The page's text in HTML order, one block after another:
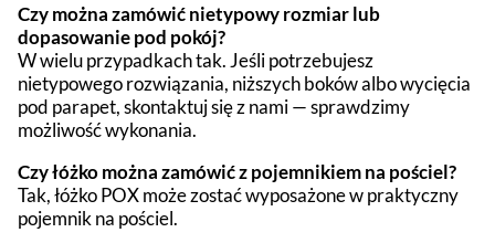
Czy można zamówić nietypowy rozmiar lub
dopasowanie pod pokój?
W wielu przypadkach tak. Jeśli potrzebujesz
nietypowego rozwiązania, niższych boków albo wycięcia
pod parapet, skontaktuj się z nami — sprawdzimy
możliwość wykonania.
Czy łóżko można zamówić z pojemnikiem na pościel?
Tak, łóżko POX może zostać wyposażone w praktyczny
pojemnik na pościel.